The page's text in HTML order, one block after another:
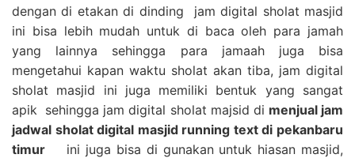
dengan di etakan di dinding jam digital sholat masjid
ini bisa lebih mudah untuk di baca oleh para jamah
yang lainnya sehingga para jamaah juga bisa
mengetahui kapan waktu sholat akan tiba, jam digital
sholat masjid ini juga memiliki bentuk yang sangat
apik sehingga jam digital sholat majsid di menjual jam
jadwal sholat digital masjid running text di pekanbaru
timur ini juga bisa di gunakan untuk hiasan masjid,